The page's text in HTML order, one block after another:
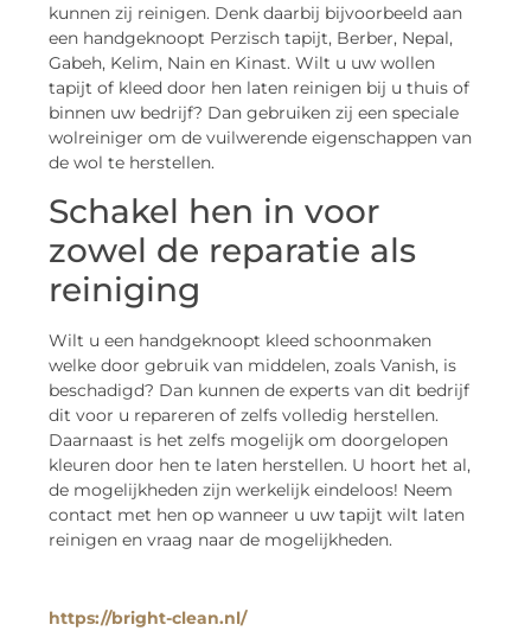
kunnen zij reinigen. Denk daarbij bijvoorbeeld aan
een handgeknoopt Perzisch tapijt, Berber, Nepal,
Gabeh, Kelim, Nain en Kinast. Wilt u uw wollen
tapijt of kleed door hen laten reinigen bij u thuis of
binnen uw bedrijf? Dan gebruiken zij een speciale
wolreiniger om de vuilwerende eigenschappen van
de wol te herstellen.
Schakel hen in voor
zowel de reparatie als
reiniging
Wilt u een handgeknoopt kleed schoonmaken
welke door gebruik van middelen, zoals Vanish, is
beschadigd? Dan kunnen de experts van dit bedrijf
dit voor u repareren of zelfs volledig herstellen.
Daarnaast is het zelfs mogelijk om doorgelopen
kleuren door hen te laten herstellen. U hoort het al,
de mogelijkheden zijn werkelijk eindeloos! Neem
contact met hen op wanneer u uw tapijt wilt laten
reinigen en vraag naar de mogelijkheden.
https://bright-clean.nl/